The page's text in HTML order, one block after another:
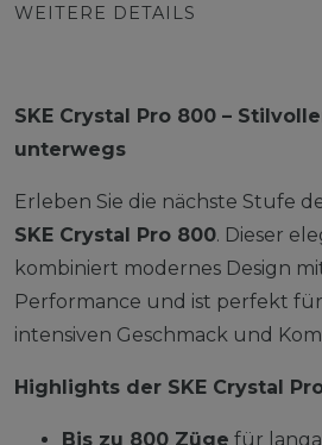
WEITERE DETAILS
SKE Crystal Pro 800 –
unterwegs
Erleben Sie die nächste Stufe
SKE Crystal Pro 800. Dieser
kombiniert modernes Design
Performance und ist perfekt
intensiven Geschmack und
Highlights der SKE Crystal
Bis zu 800 Züge für